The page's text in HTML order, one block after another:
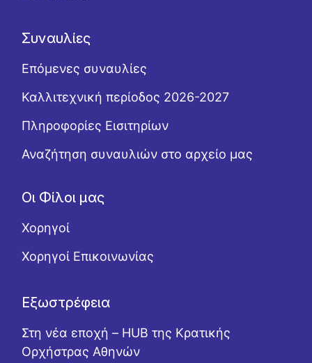
Συναυλίες
Επόμενες συναυλίες
Καλλιτεχνική περίοδος 2026-2027
Πληροφορίες Εισιτηρίων
Αναζήτηση συναυλιών στο αρχείο μας
Οι Φίλοι μας
Χορηγοί
Χορηγοί Επικοινωνίας
Εξωστρέφεια
Στη νέα εποχή – HUB της Κρατικής
Ορχήστρας Αθηνών